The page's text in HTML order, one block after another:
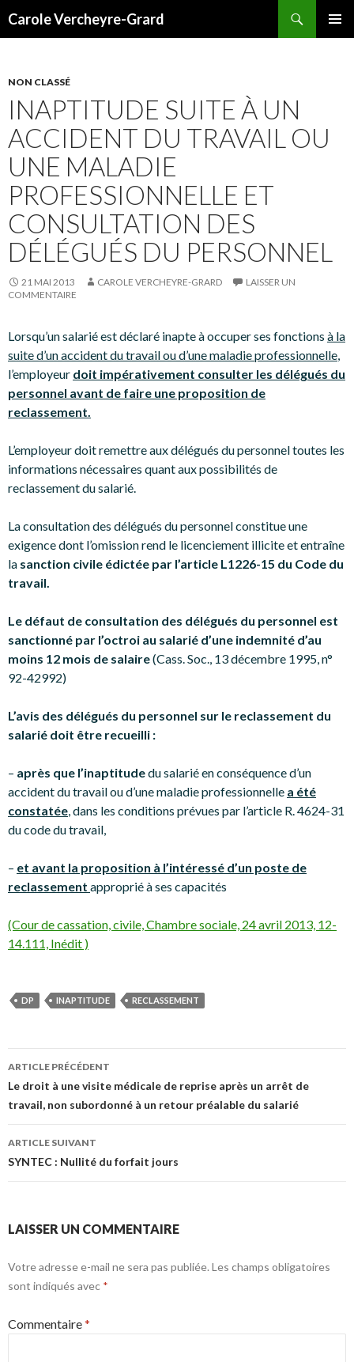
Carole Vercheyre-Grard
NON CLASSÉ
INAPTITUDE SUITE À UN
ACCIDENT DU TRAVAIL OU
UNE MALADIE
PROFESSIONNELLE ET
CONSULTATION DES
DÉLÉGUÉS DU PERSONNEL
21 MAI 2013 CAROLE VERCHEYRE-GRARD
LAISSER UN
COMMENTAIRE
Lorsqu’un salarié est déclaré inapte à occuper ses fonctions à la
suite d’un accident du travail ou d’une maladie professionnelle,
l’employeur doit impérativement consulter les délégués du
personnel avant de faire une proposition de
reclassement.
L’employeur doit remettre aux délégués du personnel toutes les
informations nécessaires quant aux possibilités de
reclassement du salarié.
La consultation des délégués du personnel constitue une
exigence dont l’omission rend le licenciement illicite et entraîne
la sanction civile édictée par l’article L1226-15 du Code du
travail.
Le défaut de consultation des délégués du personnel est
sanctionné par l’octroi au salarié d’une indemnité d’au
moins 12 mois de salaire(Cass. Soc., 13 décembre 1995, n°
92-42992)
L’avis des délégués du personnel sur le reclassement du
salarié doit être recueilli :
– après que l’inaptitudedu salarié en conséquence d’un
accident du travail ou d’une maladie professionnelle a été
constatée, dans les conditions prévues par l’article R. 4624-31
du code du travail,
– et avant la proposition à l’intéressé d’un poste de
reclassement approprié à ses capacités
(Cour de cassation, civile, Chambre sociale, 24 avril 2013, 12-
14.111, Inédit )
DP INAPTITUDE RECLASSEMENT
Navigation
des
articles
ARTICLE PRÉCÉDENT
Le droit à une visite médicale de reprise après un arrêt de
travail, non subordonné à un retour préalable du salarié
ARTICLE SUIVANT
SYNTEC : Nullité du forfait jours
LAISSER UN COMMENTAIRE
Votre adresse e-mail ne sera pas publiée. Les champs obligatoires
sont indiqués avec *
Commentaire*